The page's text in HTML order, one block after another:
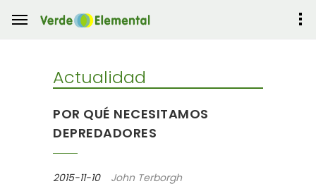
Actualidad
POR QUÉ NECESITAMOS
DEPREDADORES
2015-11-10 John Terborgh